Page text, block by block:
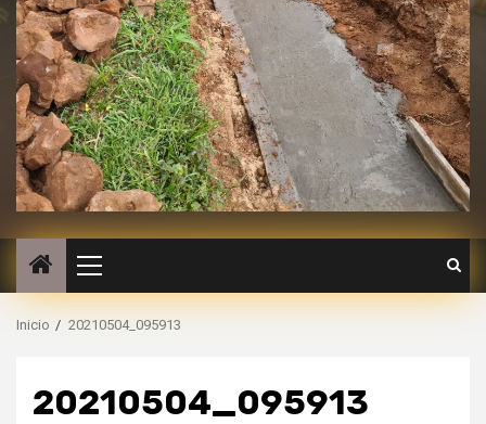
Inicio 20210504_095913
20210504_095913